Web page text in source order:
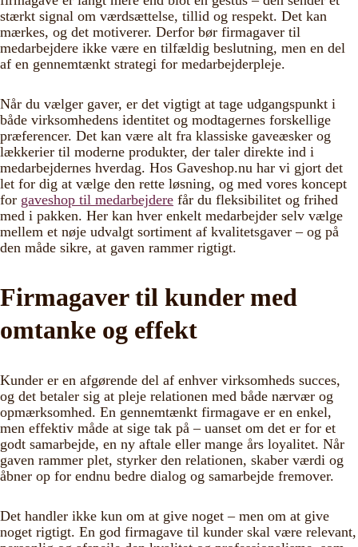
stærkt signal om værdsættelse, tillid og respekt. Det kan
mærkes, og det motiverer. Derfor bør firmagaver til
medarbejdere ikke være en tilfældig beslutning, men en del
af en gennemtænkt strategi for medarbejderpleje.
Når du vælger gaver, er det vigtigt at tage udgangspunkt i
både virksomhedens identitet og modtagernes forskellige
præferencer. Det kan være alt fra klassiske gaveæsker og
lækkerier til moderne produkter, der taler direkte ind i
medarbejdernes hverdag. Hos Gaveshop.nu har vi gjort det
let for dig at vælge den rette løsning, og med vores koncept
for gaveshop til medarbejdere får du fleksibilitet og frihed
med i pakken. Her kan hver enkelt medarbejder selv vælge
mellem et nøje udvalgt sortiment af kvalitetsgaver – og på
den måde sikre, at gaven rammer rigtigt.
Firmagaver til kunder med
omtanke og effekt
Kunder er en afgørende del af enhver virksomheds succes,
og det betaler sig at pleje relationen med både nærvær og
opmærksomhed. En gennemtænkt firmagave er en enkel,
men effektiv måde at sige tak på – uanset om det er for et
godt samarbejde, en ny aftale eller mange års loyalitet. Når
gaven rammer plet, styrker den relationen, skaber værdi og
åbner op for endnu bedre dialog og samarbejde fremover.
Det handler ikke kun om at give noget – men om at give
noget rigtigt. En god firmagave til kunder skal være relevant,